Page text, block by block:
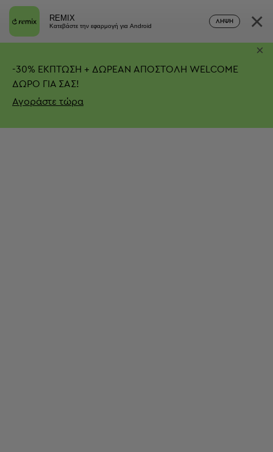
REMIX
Κατεβάστε την εφαρμογή για Android
ΛΉΨΗ ×
-30% ΕΚΠΤΩΣΗ + ΔΩΡΕΑΝ ΑΠΟΣΤΟΛΗ WELCOME
ΔΩΡΟ ΓΙΑ ΣΑΣ!
Αγοράστε τώρα
×